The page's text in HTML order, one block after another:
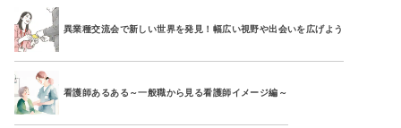
異業種交流会で新しい世界を発見！幅広い視野や出会いを広げよう
看護師あるある～一般職から見る看護師イメージ編～